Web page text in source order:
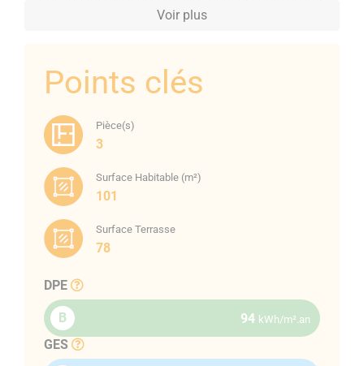
belles prestations et d’une vue panoramique sur le
A proximité immédiate des commerces, des transports
en commun, des plages il est à 5 minutes du centre-
Un hall (7.34 m²), open space (40.79 m²) une suite
parentale avec salle d’eau et WC (21.28 m²), un
Voir plus
Points clés
Pièce(s)
3
Surface Habitable (m²)
101
Surface Terrasse
78
DPE
B 94 kWh/m².an
GES